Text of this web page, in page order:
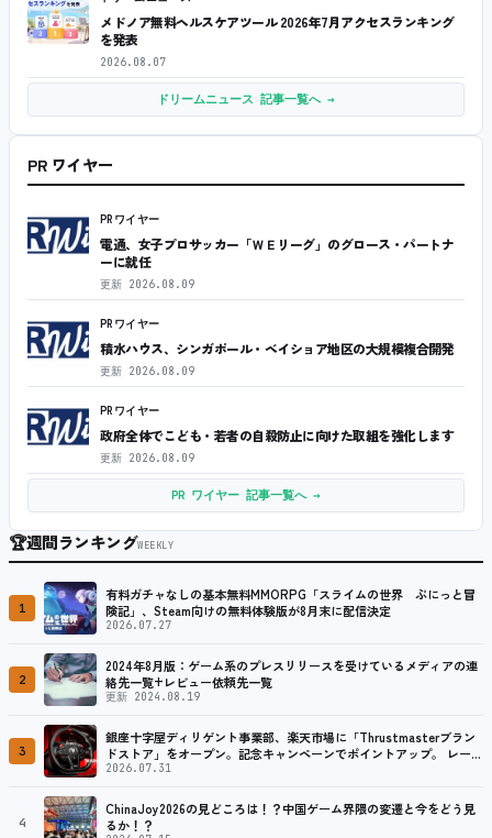
メドノア無料ヘルスケアツール 2026年7月アクセスランキング
を発表
2026.08.07
ドリームニュース 記事一覧へ →
PR ワイヤー
PRワイヤー
電通、女子プロサッカー「ＷＥリーグ」のグロース・パートナ
ーに就任
更新 2026.08.09
PRワイヤー
積水ハウス、シンガポール・ベイショア地区の大規模複合開発
更新 2026.08.09
PRワイヤー
政府全体でこども・若者の自殺防止に向けた取組を強化します
更新 2026.08.09
PR ワイヤー 記事一覧へ →
🏆週間ランキングWEEKLY
1
有料ガチャなしの基本無料MMORPG「スライムの世界 ぷにっと冒
険記」、Steam向けの無料体験版が8月末に配信決定
2026.07.27
2
2024年8月版：ゲーム系のプレスリリースを受けているメディアの連
絡先一覧+レビュー依頼先一覧
更新 2024.08.19
3
銀座十字屋ディリゲント事業部、楽天市場に「Thrustmasterブラン
ドストア」をオープン。記念キャンペーンでポイントアップ。 レーシ
ング／フライトシム向けコントローラーを中心に、幅広くラインナッ
2026.07.31
4
ChinaJoy2026の見どころは！？中国ゲーム界隈の変遷と今をどう見
るか！？